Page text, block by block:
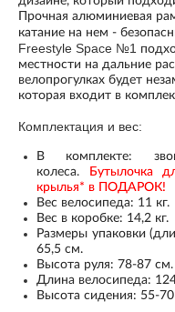
Прочная алюминиевая
катание на нем -
Freestyle Space №1
местности на дальние
велопрогулках будет
которая входит в
Комплектация и вес:
В комплекте:
колеса.
Бутылочка
крылья* в ПОДАРОК!
Вес велосипеда: 11 кг.
Вес в коробке: 14,2 кг.
Размеры упаковки
65,5 см.
Высота руля: 78-87 см.
Длина велосипеда:
Высота сидения: 55-